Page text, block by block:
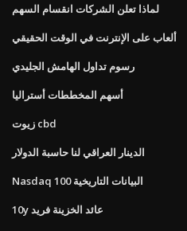
لماذا تعلن الشركات انقسام السهم
ألعاب على الإنترنت في الوقت الحقيقي
رسوم تداول الهامش الجليدي
أسهم المخططات أستراليا
زيوت cbd
الدينار العراقي لنا حاسبة الدولار
Nasdaq 100 البيانات التاريخية
10y عائد الخزينة فريد